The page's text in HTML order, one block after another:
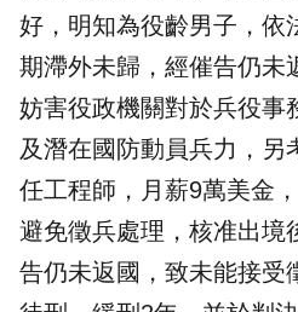
好，明知為役齡男子，依
期滯外未歸，經催告仍未
妨害役政機關對於兵役事
及潛在國防動員兵力，另
任工程師，月薪9萬美金
避免徵兵處理，核准出境
告仍未返國，致未能接受